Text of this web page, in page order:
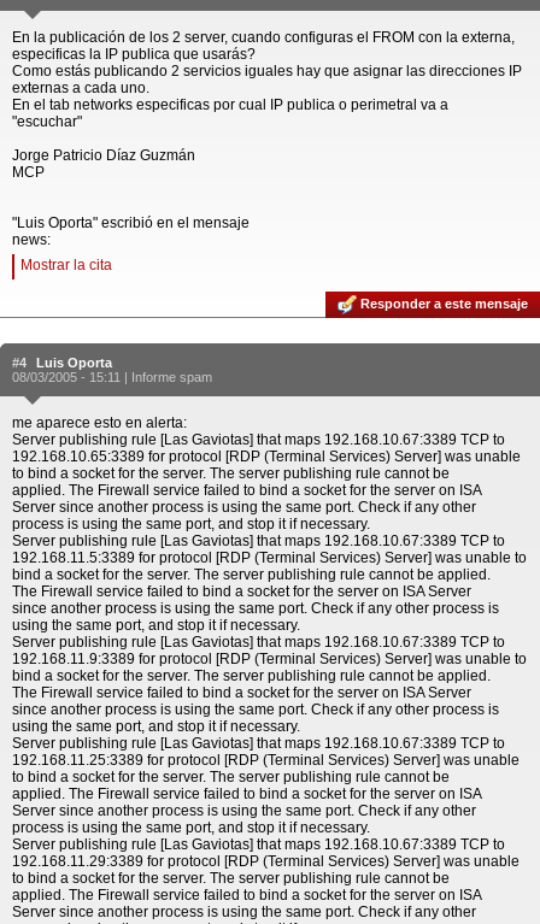
En la publicación de los 2 server, cuando configuras el FROM con la externa,
especificas la IP publica que usarás?
Como estás publicando 2 servicios iguales hay que asignar las direcciones IP
externas a cada uno.
En el tab networks especificas por cual IP publica o perimetral va a
"escuchar"
Jorge Patricio Díaz Guzmán
MCP
"Luis Oporta" escribió en el mensaje
news:
Mostrar la cita
Responder a este mensaje
#4
Luis Oporta
08/03/2005 - 15:11 | Informe spam
me aparece esto en alerta:
Server publishing rule [Las Gaviotas] that maps 192.168.10.67:3389 TCP to
192.168.10.65:3389 for protocol [RDP (Terminal Services) Server] was unable
to bind a socket for the server. The server publishing rule cannot be
applied. The Firewall service failed to bind a socket for the server on ISA
Server since another process is using the same port. Check if any other
process is using the same port, and stop it if necessary.
Server publishing rule [Las Gaviotas] that maps 192.168.10.67:3389 TCP to
192.168.11.5:3389 for protocol [RDP (Terminal Services) Server] was unable to
bind a socket for the server. The server publishing rule cannot be applied.
The Firewall service failed to bind a socket for the server on ISA Server
since another process is using the same port. Check if any other process is
using the same port, and stop it if necessary.
Server publishing rule [Las Gaviotas] that maps 192.168.10.67:3389 TCP to
192.168.11.9:3389 for protocol [RDP (Terminal Services) Server] was unable to
bind a socket for the server. The server publishing rule cannot be applied.
The Firewall service failed to bind a socket for the server on ISA Server
since another process is using the same port. Check if any other process is
using the same port, and stop it if necessary.
Server publishing rule [Las Gaviotas] that maps 192.168.10.67:3389 TCP to
192.168.11.25:3389 for protocol [RDP (Terminal Services) Server] was unable
to bind a socket for the server. The server publishing rule cannot be
applied. The Firewall service failed to bind a socket for the server on ISA
Server since another process is using the same port. Check if any other
process is using the same port, and stop it if necessary.
Server publishing rule [Las Gaviotas] that maps 192.168.10.67:3389 TCP to
192.168.11.29:3389 for protocol [RDP (Terminal Services) Server] was unable
to bind a socket for the server. The server publishing rule cannot be
applied. The Firewall service failed to bind a socket for the server on ISA
Server since another process is using the same port. Check if any other